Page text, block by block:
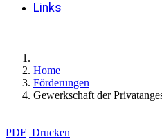
Links
Home
Förderungen
Gewerkschaft der
PDF Drucken